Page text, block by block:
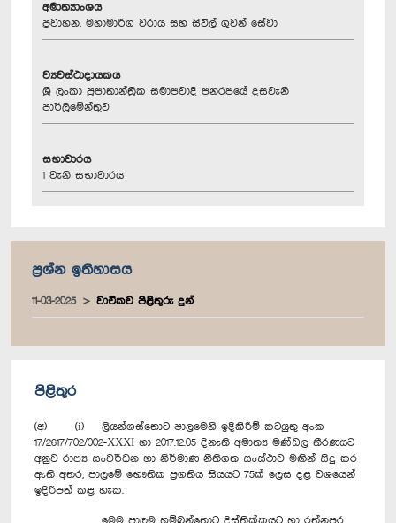
අමාත්‍යාංශය
ප්‍රවාහන, මහාමාර්ග වරාය සහ සිවිල් ගුවන් සේවා
ව්‍යවස්ථාදායකය
ශ්‍රී ලංකා ප්‍රජාතාන්ත්‍රික සමාජවාදී ජනරජයේ දසවැනි
පාර්ලිමේන්තුව
සභාවාරය
1 වැනි සභාවාරය
ප්‍රශ්න ඉතිහාසය
11-03-2025 වාචිකව පිළිතුරු දුන්
පිළිතුර
(අ) (i) ලියන්ගස්තොට පාලමෙහි ඉදිකිරීම් කටයුතු අංක
17/2617/702/002-XXXI හා 2017.12.05 දිනැති අමාත්‍ය මණ්ඩල තීරණයට
අනුව රාජ්‍ය සංවර්ධන හා නිර්මාණ නීතිගත සංස්ථාව මඟින් සිදු කර
ඇති අතර, පාලමේ භෞතික ප්‍රගතිය සියයට 75ක් ලෙස දළ වශයෙන්
ඉදිරිපත් කළ හැක.
මෙම පාලම හම්බන්තොට දිස්ත්‍රික්කයට හා රත්නපුර